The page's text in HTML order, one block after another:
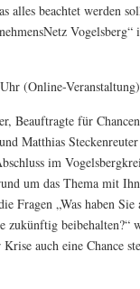
alles beachtet werden
Vogelsberg“
(Online-
Beauftragte für
Matthias
im
um das Thema mit
Fragen „Was haben
zukünftig beibehalten?“
auch eine Chance